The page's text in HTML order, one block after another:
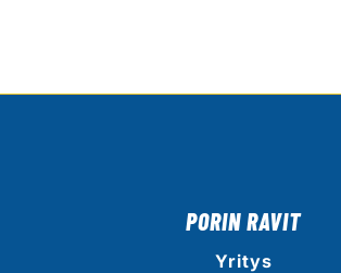
PORIN RAVIT
Yritys